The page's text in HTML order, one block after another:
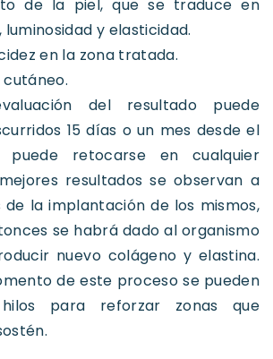
de la piel, que se traduce en
y elasticidad.
en la zona tratada.
del resultado puede
15 días o un mes desde el
retocarse en cualquier
resultados se observan a
de la implantación de los mismos,
se habrá dado al organismo
nuevo colágeno y elastina.
de este proceso se pueden
para reforzar zonas que